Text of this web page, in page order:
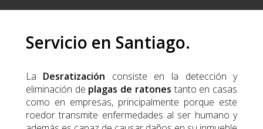
Servicio en Santiago.
La Desratización consiste en la detección y
eliminación de plagas de ratones tanto en casas
como en empresas, principalmente porque este
roedor transmite enfermedades al ser humano y